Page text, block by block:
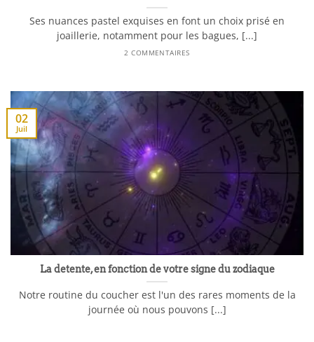
Ses nuances pastel exquises en font un choix prisé en
joaillerie, notamment pour les bagues, [...]
2 COMMENTAIRES
La detente, en fonction de votre signe du zodiaque
Notre routine du coucher est l'un des rares moments de la
journée où nous pouvons [...]
02
Juil